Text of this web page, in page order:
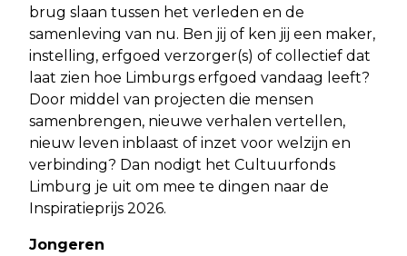
brug slaan tussen het verleden en de
samenleving van nu. Ben jij of ken jij een maker,
instelling, erfgoed verzorger(s) of collectief dat
laat zien hoe Limburgs erfgoed vandaag leeft?
Door middel van projecten die mensen
samenbrengen, nieuwe verhalen vertellen,
nieuw leven inblaast of inzet voor welzijn en
verbinding? Dan nodigt het Cultuurfonds
Limburg je uit om mee te dingen naar de
Inspiratieprijs 2026.
Jongeren